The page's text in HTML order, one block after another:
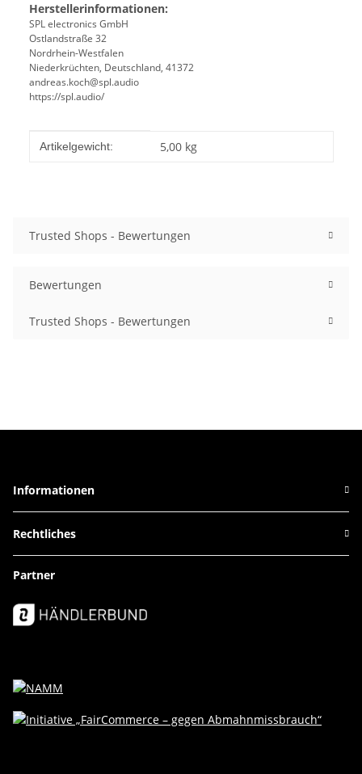
Herstellerinformationen:
SPL electronics GmbH
Ostlandstraße 32
Nordrhein-Westfalen
Niederkrüchten, Deutschland, 41372
andreas.koch@spl.audio
https://spl.audio/
Produkteigenschaft
Wert
Artikelgewicht: 5,00 kg
Trusted Shops - Bewertungen
Bewertungen
Trusted Shops - Bewertungen
Informationen
Rechtliches
Partner